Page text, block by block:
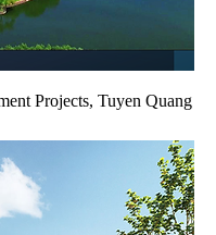
Projects, Tuyen Quang